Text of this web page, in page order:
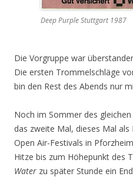
Deep Purple Stuttgart 1987
Die Vorgruppe war
Die ersten Trommelschläge
bin den Rest des Abends nur
Noch im Sommer des
das zweite Mal, dieses Mal als
Open Air-Festivals in
Hitze bis zum Höhepunkt des
Water zu später Stunde ein